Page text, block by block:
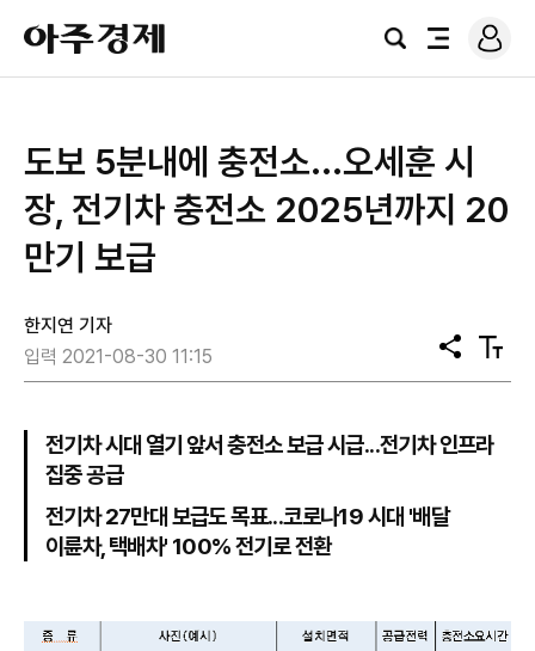
아
주
경
검
전
로
그
도보 5분내에 충전소...오세훈 시
장, 전기차 충전소 2025년까지 20
만기 보급
한지연 기자
입력 2021-08-30 11:15
공
유
텍
스
기
전기차 시대 열기 앞서 충전소 보급 시급...전기차 인프라
집중 공급
전기차 27만대 보급도 목표...코로나19 시대 '배달
이륜차, 택배차' 100% 전기로 전환